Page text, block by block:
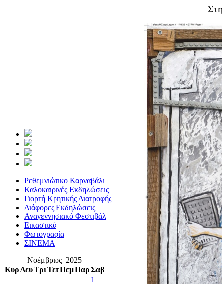
Ρεθεμνιώτικο Καρναβάλι
Καλοκαιρινές Εκδηλώσεις
Γιορτή Κρητικής Διατροφής
Διάφορες Εκδηλώσεις
Αναγεννησιακό Φεστιβάλ
Εικαστικά
Φωτογραφία
ΣΙΝΕΜΑ
Νοέμβριος 2025
ΚυρΔευΤριΤετΠεμΠαρΣαβ
1